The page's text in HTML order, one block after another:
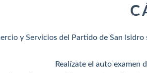
y Servicios del Partido de San
Realízate el auto examen